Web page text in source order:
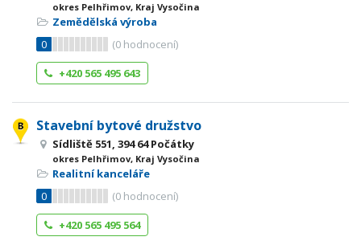
okres Pelhřimov, Kraj Vysočina
Zemědělská výroba
0
(0 hodnocení)
+420 565 495 643
Stavební bytové družstvo
Sídliště 551, 394 64 Počátky
okres Pelhřimov, Kraj Vysočina
Realitní kanceláře
0
(0 hodnocení)
+420 565 495 564